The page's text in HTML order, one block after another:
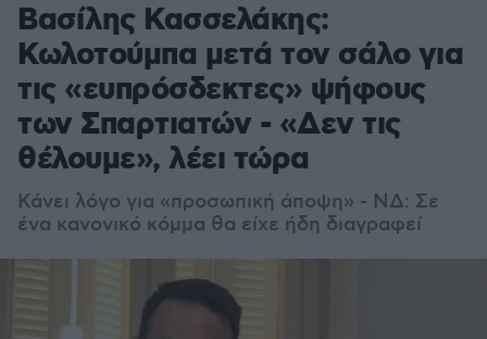
Βασίλης Κασσελάκης:
Κωλοτούμπα μετά τον σάλο για
τις «ευπρόσδεκτες» ψήφους
των Σπαρτιατών - «Δεν τις
θέλουμε», λέει τώρα
Κάνει λόγο για «προσωπική άποψη» - ΝΔ: Σε
ένα κανονικό κόμμα θα είχε ήδη διαγραφεί